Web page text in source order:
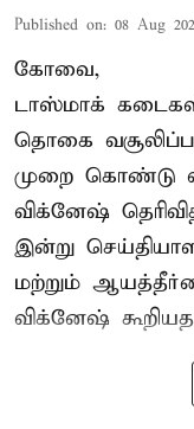
Published on: 08 Aug
கோவை,
டாஸ்மாக்
தொகை
முறை கொண்டு
விக்னேஷ்
இன்று
மற்றும்
விக்னேஷ்